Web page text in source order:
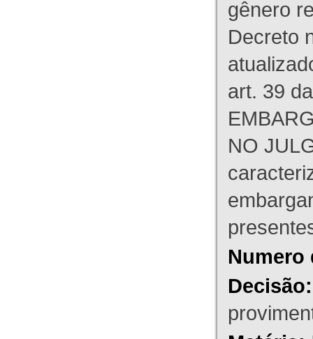
gênero
Decreto
art. 39
NO
Numero
Decisão: